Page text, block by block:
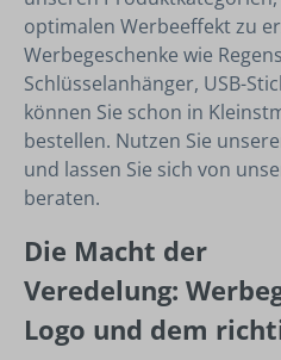
optimalen Werbeeffekt zu
Werbegeschenke wie
Schlüsselanhänger, USB-
können Sie schon in
bestellen. Nutzen Sie
und lassen Sie sich von
beraten.
Die Macht der
Veredelung:
Logo und dem